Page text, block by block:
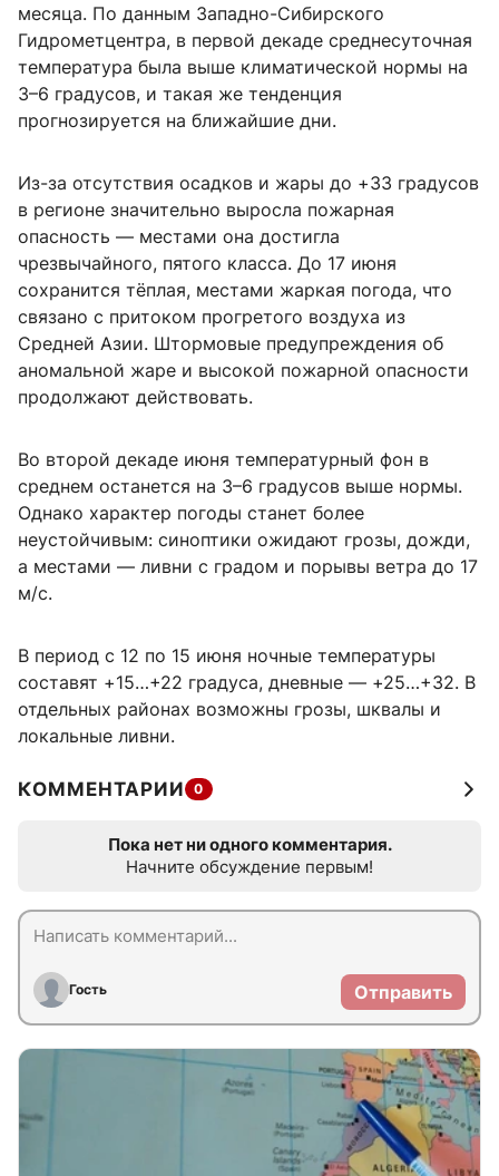
месяца. По данным Западно-Сибирского
Гидрометцентра, в первой декаде среднесуточная
температура была выше климатической нормы на
3–6 градусов, и такая же тенденция
прогнозируется на ближайшие дни.
Из-за отсутствия осадков и жары до +33 градусов
в регионе значительно выросла пожарная
опасность — местами она достигла
чрезвычайного, пятого класса. До 17 июня
сохранится тёплая, местами жаркая погода, что
связано с притоком прогретого воздуха из
Средней Азии. Штормовые предупреждения об
аномальной жаре и высокой пожарной опасности
продолжают действовать.
Во второй декаде июня температурный фон в
среднем останется на 3–6 градусов выше нормы.
Однако характер погоды станет более
неустойчивым: синоптики ожидают грозы, дожди,
а местами — ливни с градом и порывы ветра до 17
м/с.
В период с 12 по 15 июня ночные температуры
составят +15…+22 градуса, дневные — +25…+32. В
отдельных районах возможны грозы, шквалы и
локальные ливни.
КОММЕНТАРИИ 0
Пока нет ни одного комментария.
Начните обсуждение первым!
Гость Отправить